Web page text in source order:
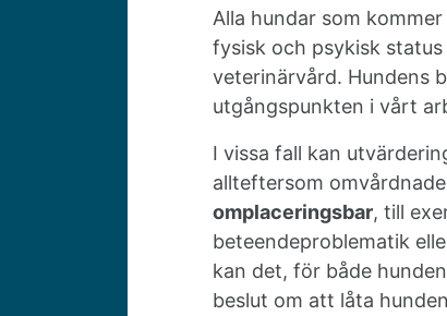
Alla hundar som
fysisk och psykisk
veterinärvård. Hundens
utgångspunkten i vårt
I vissa fall kan
allteftersom
omplaceringsbar, till
beteendeproblematik
kan det, för både
beslut om att låta